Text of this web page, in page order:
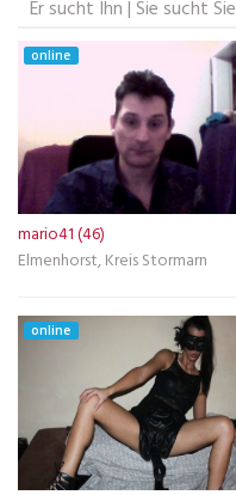
Er sucht Ihn | Sie sucht Sie
online
mario41 (46)
Elmenhorst, Kreis Stormarn
online